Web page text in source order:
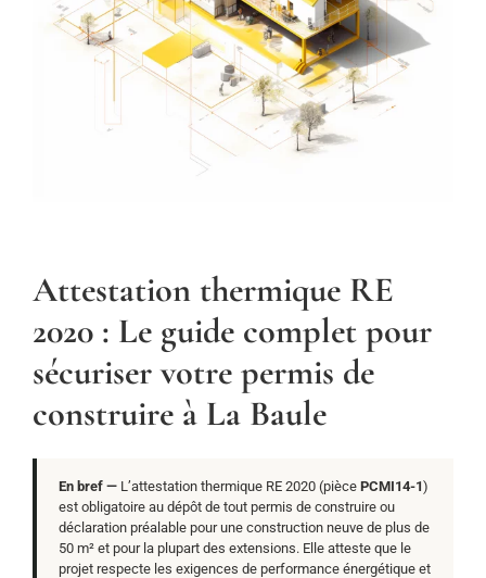
Attestation thermique RE
2020 : Le guide complet pour
sécuriser votre permis de
construire à La Baule
En bref — L’attestation thermique RE 2020 (pièce PCMI14-1)
est obligatoire au dépôt de tout permis de construire ou
déclaration préalable pour une construction neuve de plus de
50 m² et pour la plupart des extensions. Elle atteste que le
projet respecte les exigences de performance énergétique et